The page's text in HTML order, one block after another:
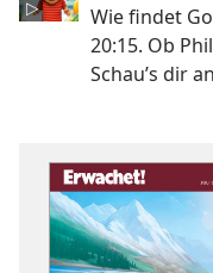
Wie findet
20:15. Ob
Schau’s dir